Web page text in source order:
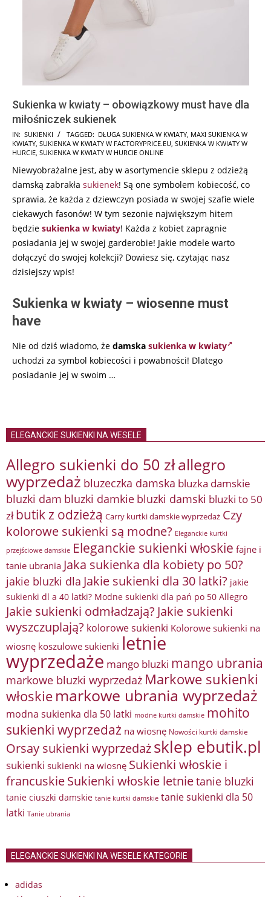
Sukienka w kwiaty – obowiązkowy must have dla
miłośniczek sukienek
2025-
08-
IN: SUKIENKI TAGGED: DŁUGA SUKIENKA W KWIATY, MAXI SUKIENKA W
KWIATY, SUKIENKA W KWIATY W FACTORYPRICE.EU, SUKIENKA W KWIATY W
HURCIE, SUKIENKA W KWIATY W HURCIE ONLINE
Niewyobrażalne jest, aby w asortymencie sklepu z odzieżą
damską zabrakła sukienek! Są one symbolem kobiecość, co
sprawia, że każda z dziewczyn posiada w swojej szafie wiele
ciekawych fasonów! W tym sezonie największym hitem
będzie sukienka w kwiaty! Każda z kobiet zapragnie
posiadania jej w swojej garderobie! Jakie modele warto
dołączyć do swojej kolekcji? Dowiesz się, czytając nasz
dzisiejszy wpis!
Sukienka w kwiaty – wiosenne must
have
Nie od dziś wiadomo, że damska sukienka w kwiaty
uchodzi za symbol kobiecości i powabności! Dlatego
posiadanie jej w swoim …
ELEGANCKIE SUKIENKI NA WESELE
Allegro sukienki do 50 złallegro
wyprzedaż bluzeczka damska bluzka damskie
bluzki dam bluzki damkie bluzki damski bluzki to 50
zł butik z odzieżą Carry kurtki damskie wyprzedaż Czy
kolorowe sukienki są modne? Eleganckie kurtki
przejściowe damskie Eleganckie sukienki włoskie fajne i
tanie ubrania Jaka sukienka dla kobiety po 50?
jakie bluzki dla Jakie sukienki dla 30 latki? jakie
sukienki dl a 40 latki? Modne sukienki dla pań po 50 Allegro
Jakie sukienki odmładzają? Jakie sukienki
wyszczuplają? kolorowe sukienki Kolorowe sukienki na
wiosnę koszulowe sukienki letnie
wyprzedaże mango bluzki mango ubrania
markowe bluzki wyprzedaż Markowe sukienki
włoskie markowe ubrania wyprzedaż
modna sukienka dla 50 latki modne kurtki damskie mohito
sukienki wyprzedaż na wiosnę Nowości kurtki damskie
Orsay sukienki wyprzedażsklep ebutik.pl
sukienki sukienki na wiosnę Sukienki włoskie i
francuskieSukienki włoskie letnietanie bluzki
tanie ciuszki damskie tanie kurtki damskie tanie sukienki dla 50
latki Tanie ubrania
ELEGANCKIE SUKIENKI NA WESELE KATEGORIE
adidas